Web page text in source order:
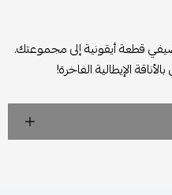
قطعة أيقونية إلى مجموعتك.
الإيطالية الفاخرة!